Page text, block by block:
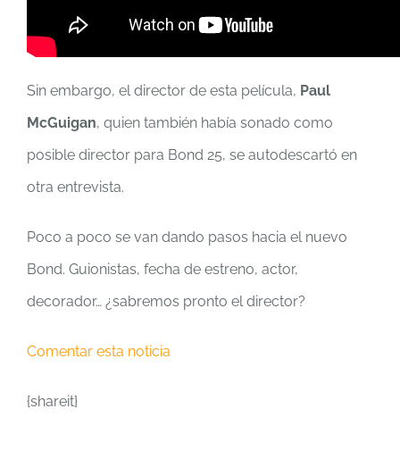
Sin embargo, el director de esta película, Paul
McGuigan, quien también había sonado como
posible director para Bond 25, se autodescartó en
otra entrevista.
Poco a poco se van dando pasos hacia el nuevo
Bond. Guionistas, fecha de estreno, actor,
decorador… ¿sabremos pronto el director?
Comentar esta noticia
{shareit}